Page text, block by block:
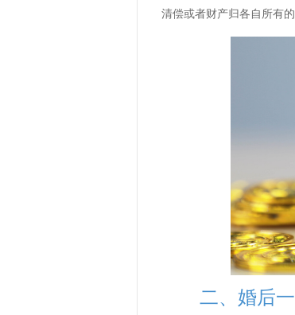
清偿或者财产归各自所有
二、婚后一